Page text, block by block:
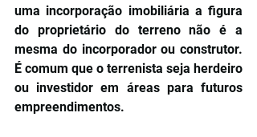
uma incorporação imobiliária a figura
do proprietário do terreno não é a
mesma do incorporador ou construtor.
É comum que o terrenista seja herdeiro
ou investidor em áreas para futuros
empreendimentos.